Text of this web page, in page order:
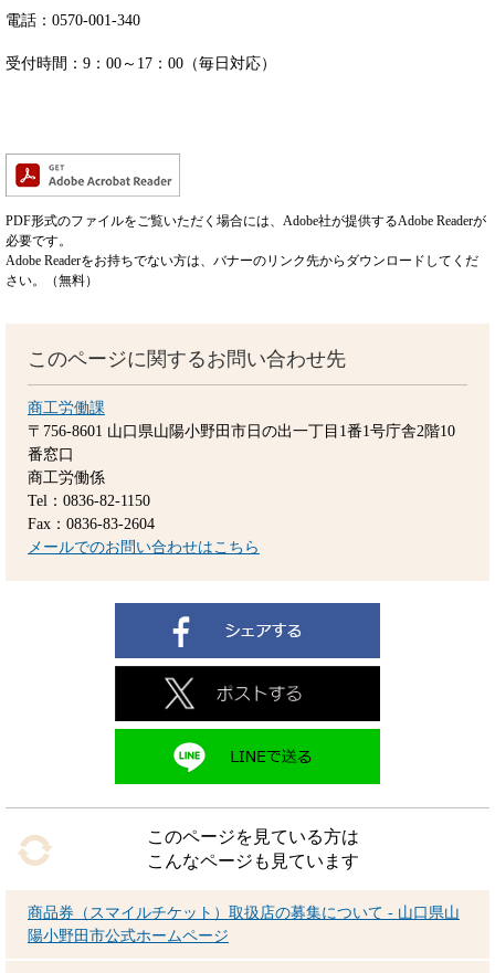
電話：0570-001-340
受付時間：9：00～17：00（毎日対応）
PDF形式のファイルをご覧いただく場合には、Adobe社が提供するAdobe Readerが
必要です。
Adobe Readerをお持ちでない方は、バナーのリンク先からダウンロードしてくだ
さい。（無料）
このページに関するお問い合わせ先
商工労働課
〒756-8601 山口県山陽小野田市日の出一丁目1番1号庁舎2階10
番窓口
商工労働係
Tel：0836-82-1150
Fax：0836-83-2604
メールでのお問い合わせはこちら
このページを見ている方は
こんなページも見ています
商品券（スマイルチケット）取扱店の募集について - 山口県山
陽小野田市公式ホームページ